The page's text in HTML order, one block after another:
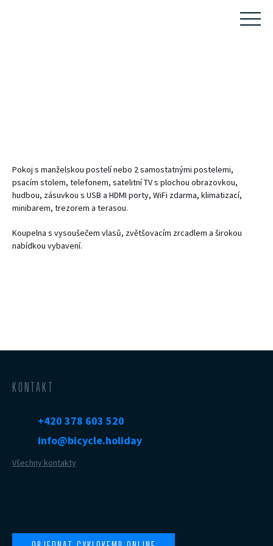
Pokoj s manželskou postelí nebo 2 samostatnými postelemi,
psacím stolem, telefonem, satelitní TV s plochou obrazovkou,
hudbou, zásuvkou s USB a HDMI porty, WiFi zdarma, klimatizací,
minibarem, trezorem a terasou.
Koupelna s vysoušečem vlasů, zvětšovacím zrcadlem a širokou
nabídkou vybavení.
KONTAKT
+420 378 603 520
info@bicycle.holiday
Všechny kontakty